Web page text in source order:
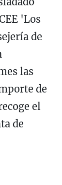
'Los
de
las
de
el
de